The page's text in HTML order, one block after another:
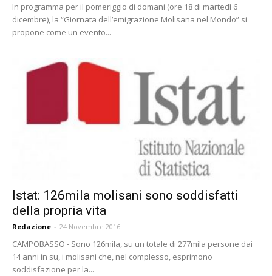
In programma per il pomeriggio di domani (ore 18 di martedì 6
dicembre), la “Giornata dell’emigrazione Molisana nel Mondo” si
propone come un evento...
Istat: 126mila molisani sono soddisfatti
della propria vita
Redazione - 24 Novembre 2016
CAMPOBASSO - Sono 126mila, su un totale di 277mila persone dai
14 anni in su, i molisani che, nel complesso, esprimono
soddisfazione per la...